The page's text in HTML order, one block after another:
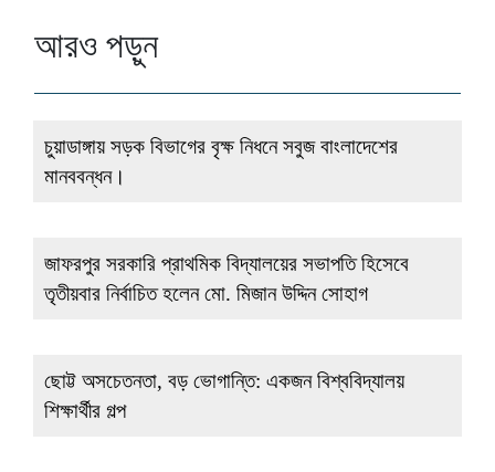
আরও পড়ুন
চুয়াডাঙ্গায় সড়ক বিভাগের বৃক্ষ নিধনে সবুজ বাংলাদেশের
মানববন্ধন।
জাফরপুর সরকারি প্রাথমিক বিদ্যালয়ের সভাপতি হিসেবে
তৃতীয়বার নির্বাচিত হলেন মো. মিজান উদ্দিন সোহাগ
ছোট্ট অসচেতনতা, বড় ভোগান্তি: একজন বিশ্ববিদ্যালয়
শিক্ষার্থীর গল্প